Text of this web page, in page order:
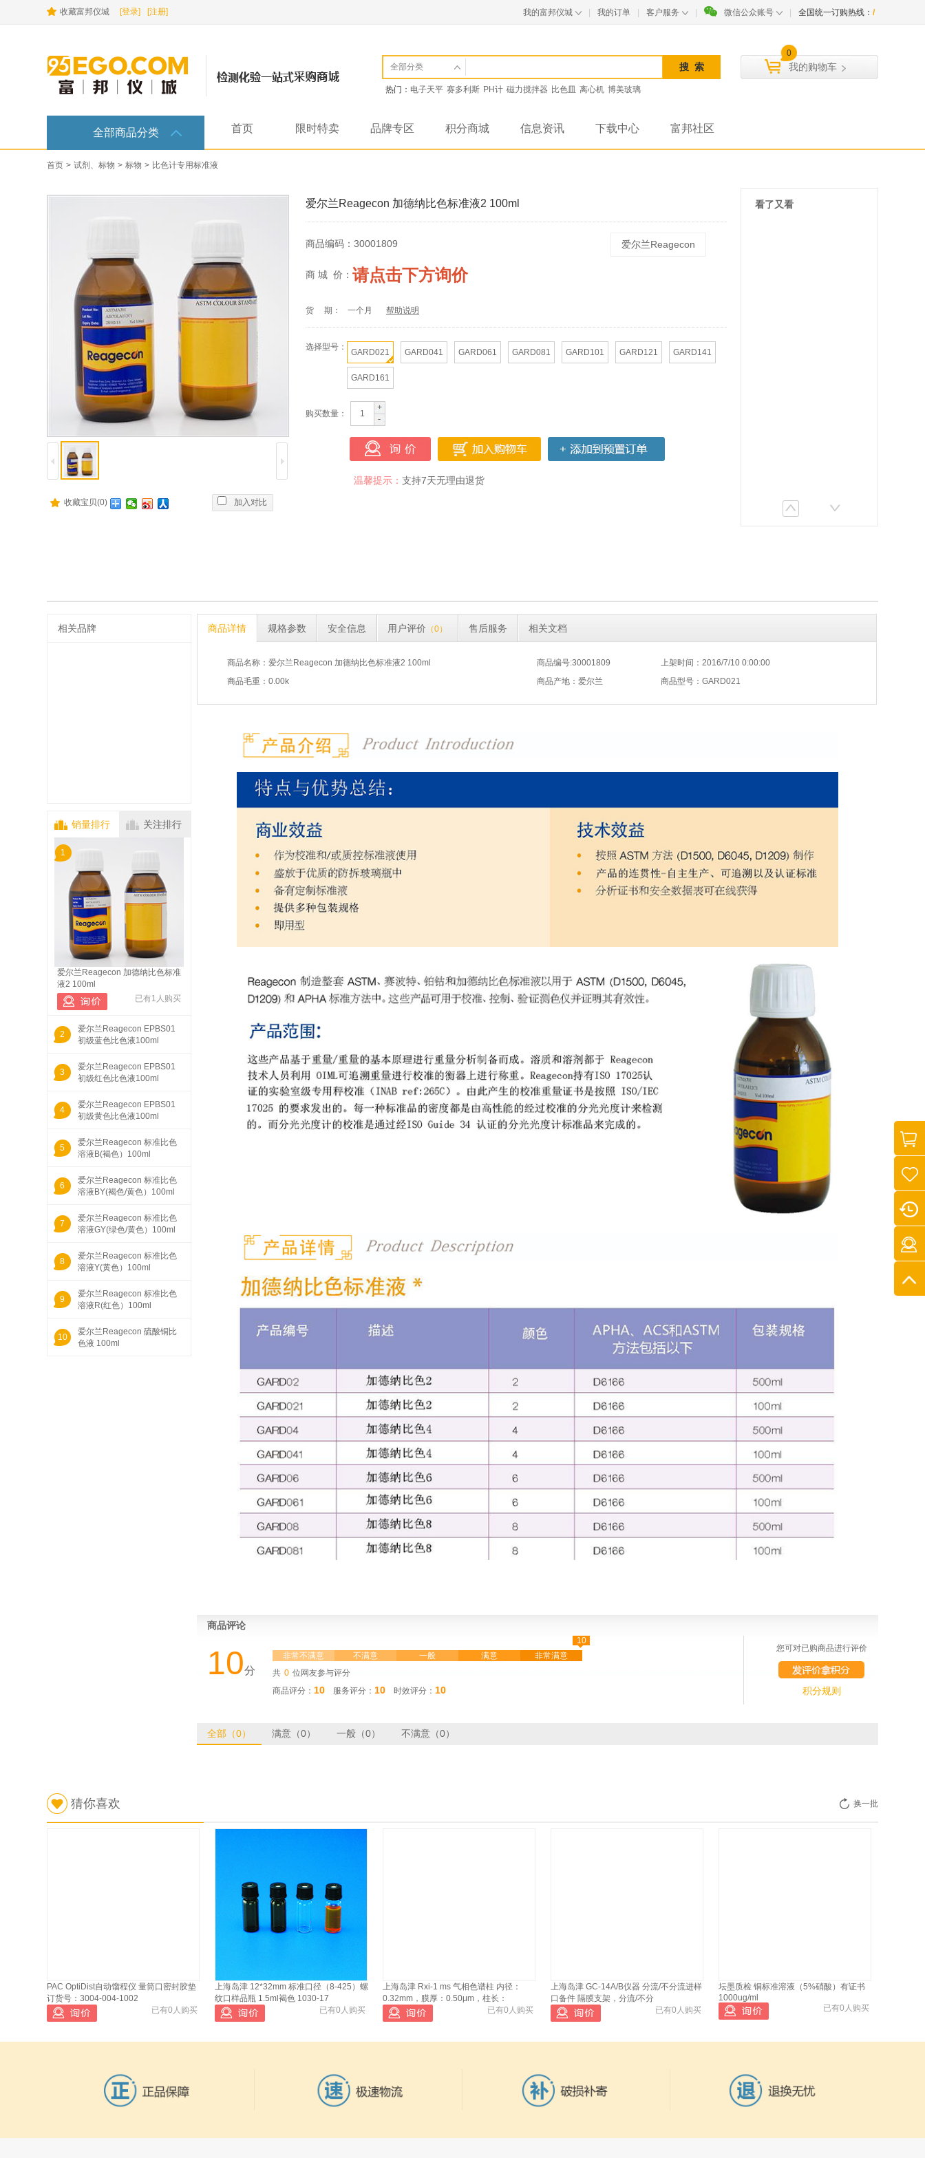
收藏富邦仪城 [登录] [注册] 我的富邦仪城 我的订单 客户服务 微信公众账号 全国统一订购热线： /
全部分类
热门： 电子天平 赛多利斯 PH计 磁力搅拌器 比色皿 离心机 博美玻璃
0
我的购物车
全部商品分类 首页 限时特卖 品牌专区 积分商城 信息资讯 下载中心 富邦社区
首页 > 试剂、标物 > 标物 > 比色计专用标准液
收藏宝贝(0) 加入对比
爱尔兰Reagecon 加德纳比色标准液2 100ml
商品编码： 30001809 爱尔兰Reagecon
商 城 价： 请点击下方询价
货 期： 一个月 帮助说明
选择型号：
GARD021 GARD041 GARD061 GARD081 GARD101 GARD121 GARD141
GARD161
购买数量：
温馨提示： 支持7天无理由退货
看了又看
相关品牌
销量排行 关注排行
1
爱尔兰Reagecon 加德纳比色标准
液2 100ml
已有1人购买
2
爱尔兰Reagecon EPBS01
初级蓝色比色液100ml
3
爱尔兰Reagecon EPBS01
初级红色比色液100ml
4
爱尔兰Reagecon EPBS01
初级黄色比色液100ml
5
爱尔兰Reagecon 标准比色
溶液B(褐色）100ml
6
爱尔兰Reagecon 标准比色
溶液BY(褐色/黄色）100ml
7
爱尔兰Reagecon 标准比色
溶液GY(绿色/黄色）100ml
8
爱尔兰Reagecon 标准比色
溶液Y(黄色）100ml
9
爱尔兰Reagecon 标准比色
溶液R(红色）100ml
10
爱尔兰Reagecon 硫酸铜比
色液 100ml
8
爱尔兰Reagecon 加德纳比
色标准液14 100ml
商品详情 规格参数 安全信息 用户评价 （0） 售后服务 相关文档
商品名称：爱尔兰Reagecon 加德纳比色标准液2 100ml 商品编号:30001809
上架时间：2016/7/10 0:00:00
商品毛重：0.00k
商品产地：爱尔兰 商品型号：GARD021
商品评论
10分
非常不满意 不满意 一般 满意 非常满意
10
◆
共 0 位网友参与评分
商品评分： 10 服务评分： 10 时效评分： 10
您可对已购商品进行评价
积分规则
全部（0） 满意（0） 一般（0） 不满意（0）
猜你喜欢 换一批
PAC OptiDist自动馏程仪 量筒口密封胶垫
订货号：3004-004-1002
已有0人购买
上海岛津 12*32mm 标准口径（8-425）螺
纹口样品瓶 1.5ml褐色 1030-17
已有0人购买
上海岛津 Rxi-1 ms 气相色谱柱 内径：
0.32mm，膜厚：0.50μm，柱长：
已有0人购买
上海岛津 GC-14A/B仪器 分流/不分流进样
口备件 隔膜支架，分流/不分
已有0人购买
坛墨质检 铜标准溶液（5%硝酸）有证书
1000ug/ml
已有0人购买